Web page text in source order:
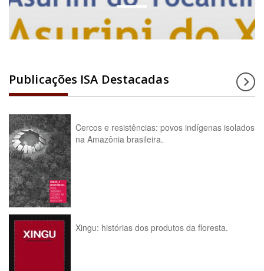
Publicações ISA Destacadas
Cercos e resistências: povos indígenas isolados
na Amazônia brasileira.
Xingu: histórias dos produtos da floresta.